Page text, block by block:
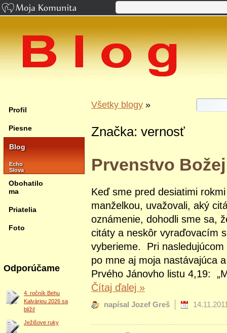
Všetky blogy »
Značka: vernosť
Prvenstvo
Keď sme pred desiatimi
manželkou, uvažovali, aký
oznámenie, dohodli sme sa,
citáty a neskôr vyraďovacím
vyberieme. Pri
po mne aj moja nastávajúca
Prvého Jánovho listu 4,19:
Čítaj ďalej »
napísal Jozef Greš
Profil
Piesne
Blog
Echo
Slova
Obohatilo
ma
Priatelia
Foto
Odporúčame
4. ročník Behu
Kalváriou 2026 sa
blíži!
Ježišove ruky